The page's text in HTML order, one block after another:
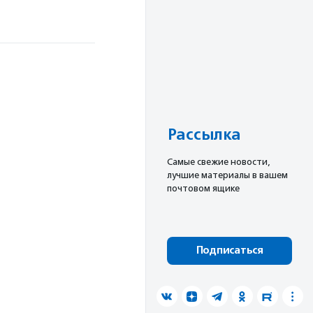
Рассылка
Cамые свежие новости,
лучшие материалы в вашем
почтовом ящике
Подписаться